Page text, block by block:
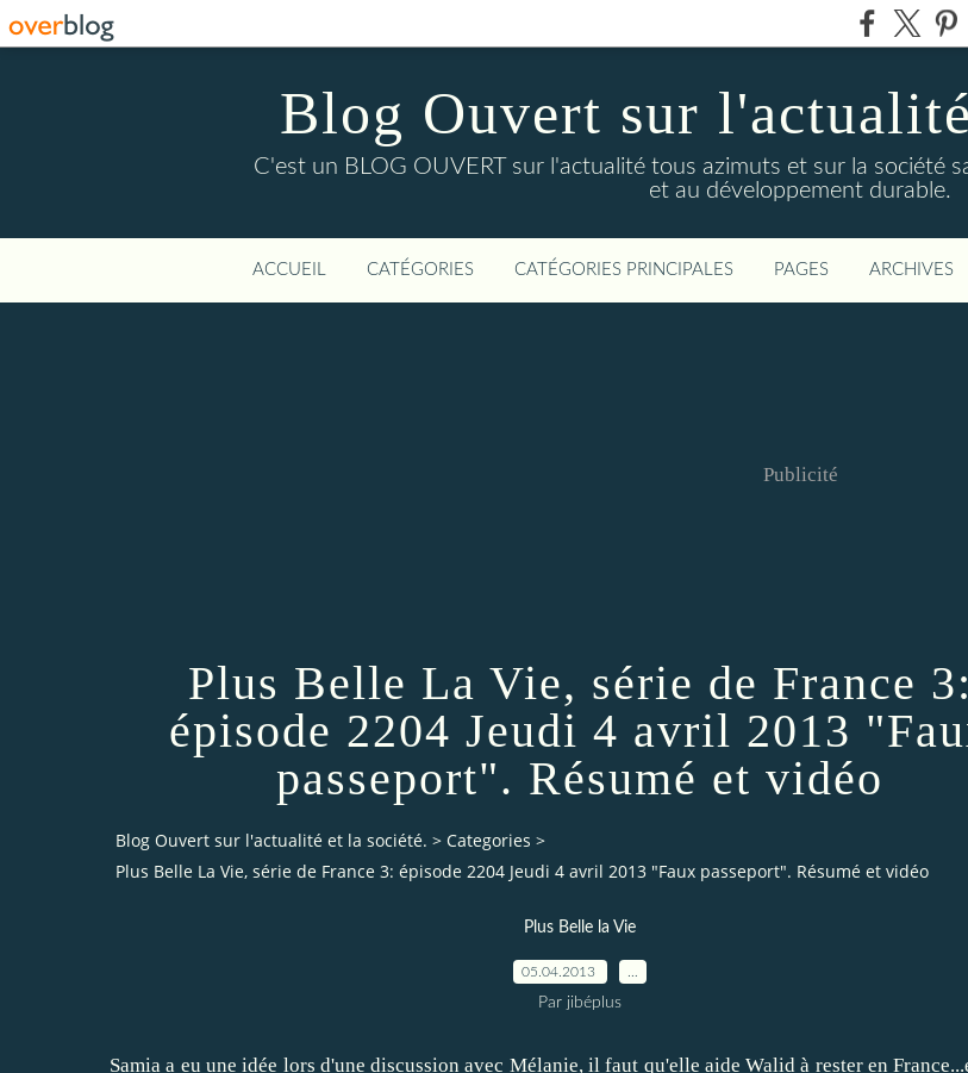
Blog Ouvert sur
C'est un BLOG OUVERT sur l'actualité tous azimuts et sur la société
et au développement durable.
ACCUEIL CATÉGORIES CATÉGORIES PRINCIPALES PAGES ARCHIVES
Publicité
Plus Belle La Vie, série de France 3:
épisode 2204 Jeudi 4 avril 2013
passeport". Résumé et vidéo
Blog Ouvert sur l'actualité et la société. > Categories >
Plus Belle La Vie, série de France 3: épisode 2204 Jeudi 4 avril 2013 "Faux passeport". Résumé et vidéo
Plus Belle la Vie
05.04.2013
Par jibéplus
Samia a eu une idée lors d'une discussion avec Mélanie, il faut qu'elle aide Walid à rester en